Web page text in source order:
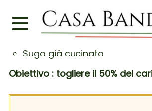
prepara in anticipo.
Dolce già pronto (tiramisù,
Sugo già cucinato
Obiettivo : togliere il 50% del